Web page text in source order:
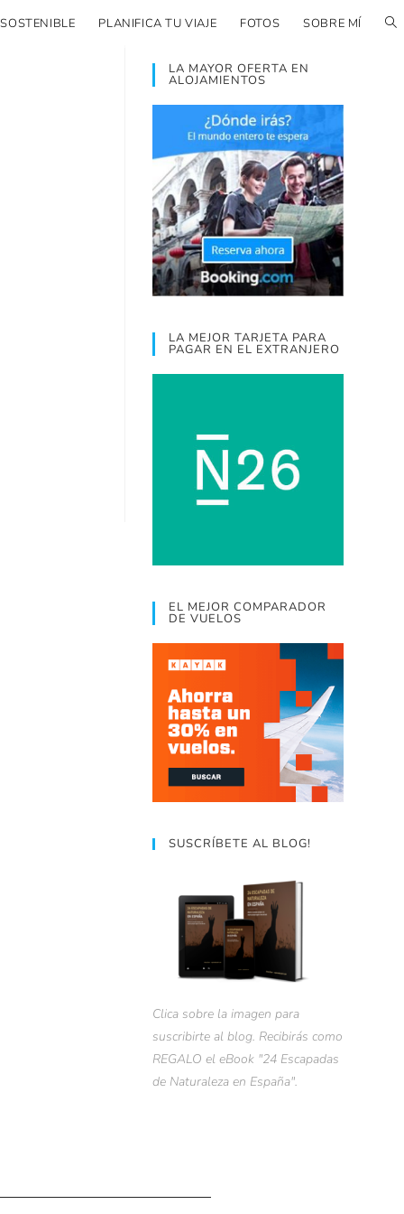
PLANIFICA TU VIAJE FOTOS SOBRE MÍ
LA MAYOR OFERTA EN
ALOJAMIENTOS
LA MEJOR TARJETA PARA
PAGAR EN EL EXTRANJERO
EL MEJOR COMPARADOR
DE VUELOS
SUSCRÍBETE AL BLOG!
Clica sobre la imagen para
suscribirte al blog. Recibirás como
REGALO el eBook "24 Escapadas
de Naturaleza en España".